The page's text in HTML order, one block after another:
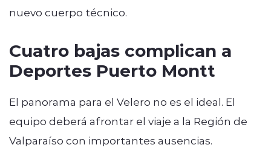
nuevo cuerpo técnico.
Cuatro bajas complican a
Deportes Puerto Montt
El panorama para el Velero no es el ideal. El
equipo deberá afrontar el viaje a la Región de
Valparaíso con importantes ausencias.